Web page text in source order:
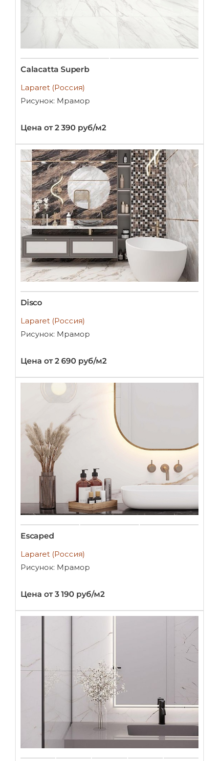
Calacatta Superb
Laparet (Россия)
Рисунок: Мрамор
Цена от 2 390 руб/м2
Disco
Laparet (Россия)
Рисунок: Мрамор
Цена от 2 690 руб/м2
Escaped
Laparet (Россия)
Рисунок: Мрамор
Цена от 3 190 руб/м2